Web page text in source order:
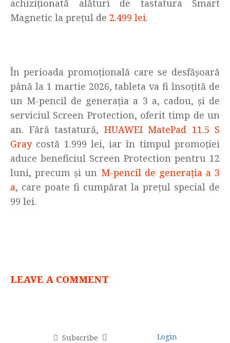
achiziționată alături de tastatura Smart
Magnetic la prețul de 2.499 lei.
În perioada promoțională care se desfășoară
până la 1 martie 2026, tableta va fi însoțită de
un M-pencil de generația a 3 a, cadou, și de
serviciul Screen Protection, oferit timp de un
an. Fără tastatură, HUAWEI MatePad 11.5 S
Graycostă 1.999 lei, iar în timpul promoției
aduce beneficiul Screen Protection pentru 12
luni, precum și un M-pencil de generația a 3
a, care poate fi cumpărat la prețul special de
99 lei.
LEAVE A COMMENT
Subscribe Login